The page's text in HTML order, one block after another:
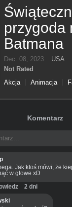
przygoda
Batmana
Dec. 08, 2023 USA
Not Rated
Akcja
Animacja
Komentarz
Jak ktoś mówi, że
w głowe xD
2 dni